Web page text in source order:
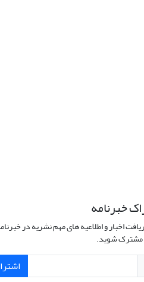
خبرنامه
اخبار و اطلاعیه های مهم نشریه در
مشترک شوید.